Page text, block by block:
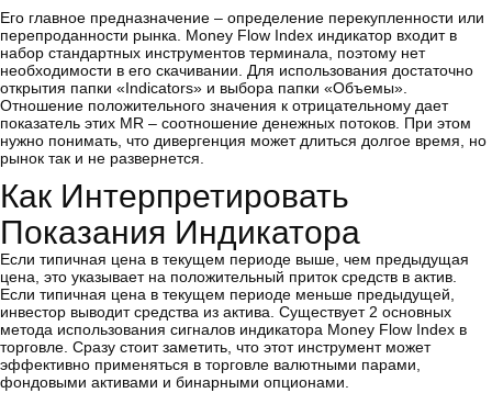
Его главное предназначение – определение перекупленности или
перепроданности рынка. Money Flow Index индикатор входит в
набор стандартных инструментов терминала, поэтому нет
необходимости в его скачивании. Для использования достаточно
открытия папки «Indicators» и выбора папки «Объемы».
Отношение положительного значения к отрицательному дает
показатель этих MR – соотношение денежных потоков. При этом
нужно понимать, что дивергенция может длиться долгое время, но
рынок так и не развернется.
Как Интерпретировать
Показания Индикатора
Если типичная цена в текущем периоде выше, чем предыдущая
цена, это указывает на положительный приток средств в актив.
Если типичная цена в текущем периоде меньше предыдущей,
инвестор выводит средства из актива. Существует 2 основных
метода использования сигналов индикатора Money Flow Index в
торговле. Сразу стоит заметить, что этот инструмент может
эффективно применяться в торговле валютными парами,
фондовыми активами и бинарными опционами.